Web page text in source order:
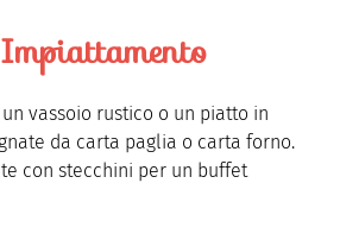
Impiattamento
vassoio rustico o un piatto in
da carta paglia o carta forno.
con stecchini per un buffet